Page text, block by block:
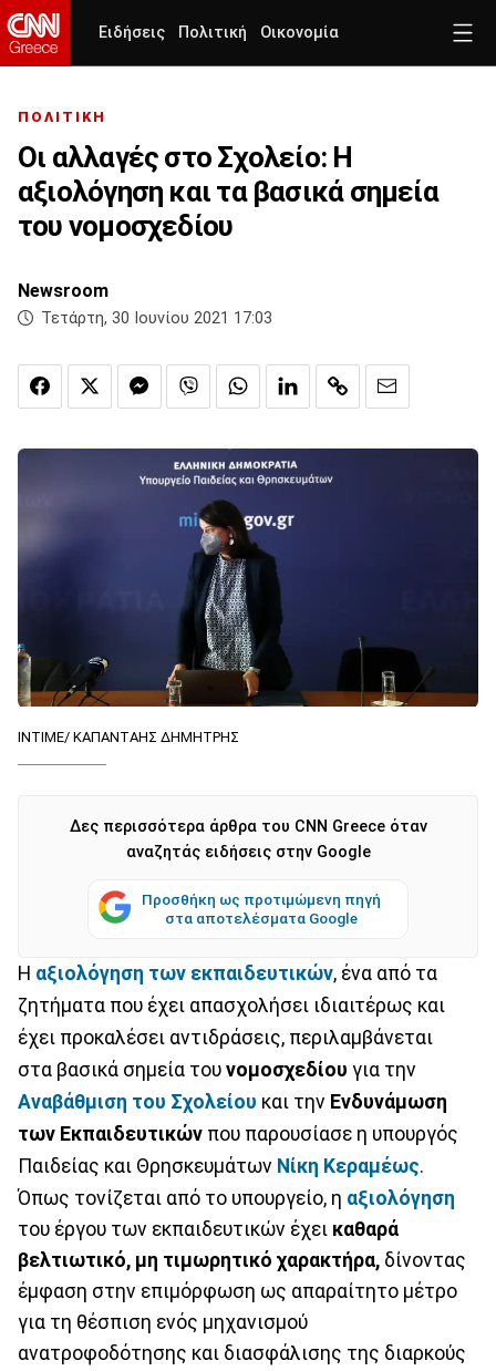
Ειδήσεις Πολιτική Οικονομία
ΠΟΛΙΤΙΚΗ
Οι αλλαγές στο Σχολείο: Η
αξιολόγηση και τα βασικά σημεία
του νομοσχεδίου
Newsroom
Τετάρτη, 30 Ιουνίου 2021 17:03
INTIME/ ΚΑΠΑΝΤΑΗΣ ΔΗΜΗΤΡΗΣ
Δες περισσότερα άρθρα του CNN Greece όταν
αναζητάς ειδήσεις στην Google
Προσθήκη ως προτιμώμενη πηγή
στα αποτελέσματα Google
Η αξιολόγηση των εκπαιδευτικών, ένα από τα
ζητήματα που έχει απασχολήσει ιδιαιτέρως και
έχει προκαλέσει αντιδράσεις, περιλαμβάνεται
στα βασικά σημεία του νομοσχεδίου για την
Αναβάθμιση του Σχολείου και την Ενδυνάμωση
των Εκπαιδευτικών που παρουσίασε η υπουργός
Παιδείας και Θρησκευμάτων Νίκη Κεραμέως.
Όπως τονίζεται από το υπουργείο, η αξιολόγηση
του έργου των εκπαιδευτικών έχει καθαρά
βελτιωτικό, μη τιμωρητικό χαρακτήρα, δίνοντας
έμφαση στην επιμόρφωση ως απαραίτητο μέτρο
για τη θέσπιση ενός μηχανισμού
ανατροφοδότησης και διασφάλισης της διαρκούς